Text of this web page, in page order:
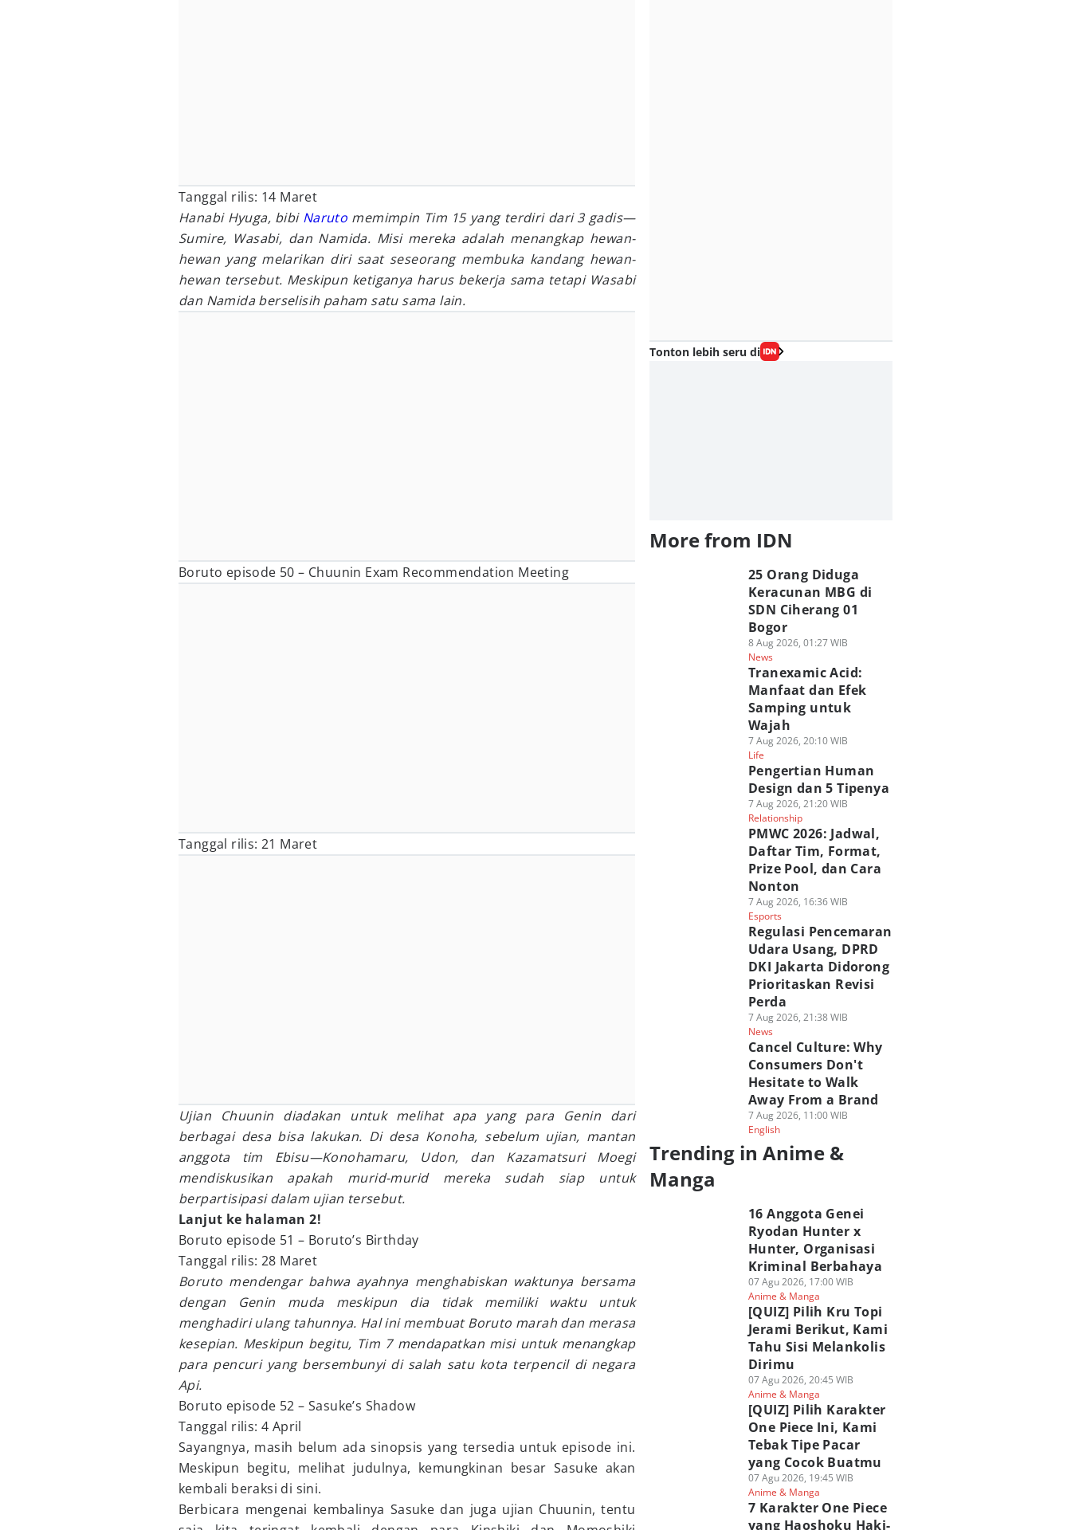
Tanggal rilis: 14 Maret
Hanabi Hyuga, bibi Naruto memimpin Tim 15 yang terdiri dari 3 gadis—
Sumire, Wasabi, dan Namida. Misi mereka adalah menangkap hewan-
hewan yang melarikan diri saat seseorang membuka kandang hewan-
hewan tersebut. Meskipun ketiganya harus bekerja sama tetapi Wasabi
dan Namida berselisih paham satu sama lain.
Boruto episode 50 – Chuunin Exam Recommendation Meeting
Tanggal rilis: 21 Maret
Ujian Chuunin diadakan untuk melihat apa yang para Genin dari
berbagai desa bisa lakukan. Di desa Konoha, sebelum ujian, mantan
anggota tim Ebisu—Konohamaru, Udon, dan Kazamatsuri Moegi
mendiskusikan apakah murid-murid mereka sudah siap untuk
berpartisipasi dalam ujian tersebut.
Lanjut ke halaman 2!
Boruto episode 51 – Boruto’s Birthday
Tanggal rilis: 28 Maret
Boruto mendengar bahwa ayahnya menghabiskan waktunya bersama
dengan Genin muda meskipun dia tidak memiliki waktu untuk
menghadiri ulang tahunnya. Hal ini membuat Boruto marah dan merasa
kesepian. Meskipun begitu, Tim 7 mendapatkan misi untuk menangkap
para pencuri yang bersembunyi di salah satu kota terpencil di negara
Api.
Boruto episode 52 – Sasuke’s Shadow
Tanggal rilis: 4 April
Sayangnya, masih belum ada sinopsis yang tersedia untuk episode ini.
Meskipun begitu, melihat judulnya, kemungkinan besar Sasuke akan
kembali beraksi di sini.
Berbicara mengenai kembalinya Sasuke dan juga ujian Chuunin, tentu
Tonton lebih seru di
More from IDN
25 Orang Diduga
Keracunan MBG di
SDN Ciherang 01
Bogor
8 Aug 2026, 01:27 WIB
News
Tranexamic Acid:
Manfaat dan Efek
Samping untuk
Wajah
7 Aug 2026, 20:10 WIB
Life
Pengertian Human
Design dan 5 Tipenya
7 Aug 2026, 21:20 WIB
Relationship
PMWC 2026: Jadwal,
Daftar Tim, Format,
Prize Pool, dan Cara
Nonton
7 Aug 2026, 16:36 WIB
Esports
Regulasi Pencemaran
Udara Usang, DPRD
DKI Jakarta Didorong
Prioritaskan Revisi
Perda
7 Aug 2026, 21:38 WIB
News
Cancel Culture: Why
Consumers Don't
Hesitate to Walk
Away From a Brand
7 Aug 2026, 11:00 WIB
English
Trending in Anime &
Manga
16 Anggota Genei
Ryodan Hunter x
Hunter, Organisasi
Kriminal Berbahaya
07 Agu 2026, 17:00 WIB
Anime & Manga
[QUIZ] Pilih Kru Topi
Jerami Berikut, Kami
Tahu Sisi Melankolis
Dirimu
07 Agu 2026, 20:45 WIB
Anime & Manga
[QUIZ] Pilih Karakter
One Piece Ini, Kami
Tebak Tipe Pacar
yang Cocok Buatmu
07 Agu 2026, 19:45 WIB
Anime & Manga
7 Karakter One Piece
yang Haoshoku Haki-